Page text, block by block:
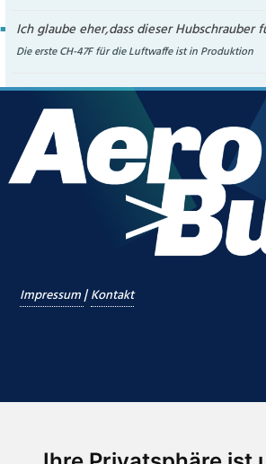
Ich glaube eher,dass dieser Hubschrauber
Die erste CH-47F für die Luftwaffe ist in Produktion
Impressum|Kontakt